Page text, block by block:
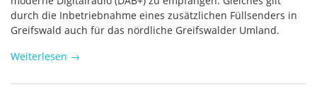
durch die Inbetriebnahme eines zusätzlichen Füllsenders in
Greifswald auch für das nördliche Greifswalder Umland.
Weiterlesen →